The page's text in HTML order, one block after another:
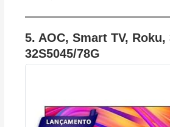
5. AOC, Smart TV, Roku,
32S5045/78G